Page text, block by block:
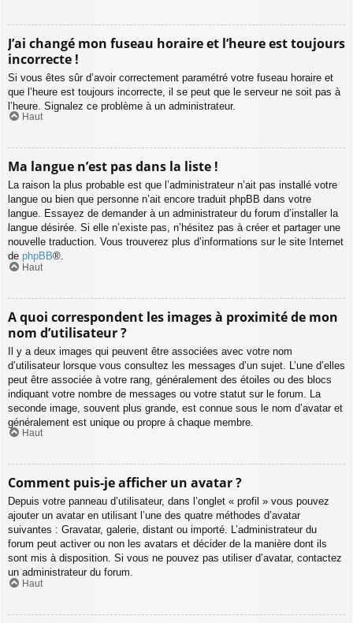
J’ai changé mon fuseau horaire et l’heure est toujours
incorrecte !
Si vous êtes sûr d’avoir correctement paramétré votre fuseau horaire et
que l’heure est toujours incorrecte, il se peut que le serveur ne soit pas à
l’heure. Signalez ce problème à un administrateur.
Haut
Ma langue n’est pas dans la liste !
La raison la plus probable est que l’administrateur n’ait pas installé votre
langue ou bien que personne n’ait encore traduit phpBB dans votre
langue. Essayez de demander à un administrateur du forum d’installer la
langue désirée. Si elle n’existe pas, n’hésitez pas à créer et partager une
nouvelle traduction. Vous trouverez plus d’informations sur le site Internet
de phpBB®.
Haut
A quoi correspondent les images à proximité de mon
nom d’utilisateur ?
Il y a deux images qui peuvent être associées avec votre nom
d’utilisateur lorsque vous consultez les messages d’un sujet. L’une d’elles
peut être associée à votre rang, généralement des étoiles ou des blocs
indiquant votre nombre de messages ou votre statut sur le forum. La
seconde image, souvent plus grande, est connue sous le nom d’avatar et
généralement est unique ou propre à chaque membre.
Haut
Comment puis-je afficher un avatar ?
Depuis votre panneau d’utilisateur, dans l’onglet « profil » vous pouvez
ajouter un avatar en utilisant l’une des quatre méthodes d’avatar
suivantes : Gravatar, galerie, distant ou importé. L’administrateur du
forum peut activer ou non les avatars et décider de la manière dont ils
sont mis à disposition. Si vous ne pouvez pas utiliser d’avatar, contactez
un administrateur du forum.
Haut